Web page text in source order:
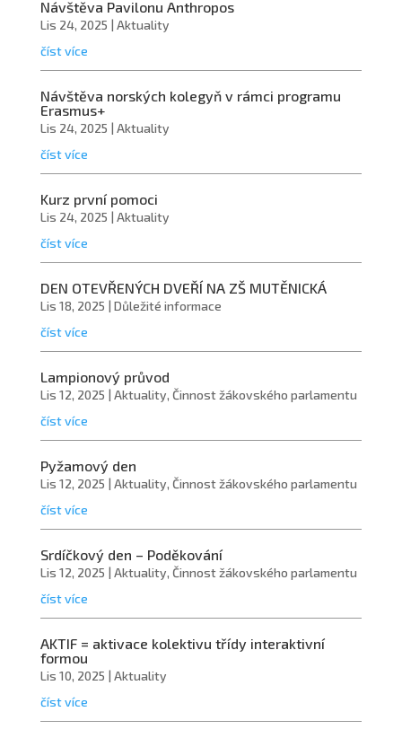
Návštěva Pavilonu Anthropos
Lis 24, 2025 | Aktuality
číst více
Návštěva norských kolegyň v rámci programu
Erasmus+
Lis 24, 2025 | Aktuality
číst více
Kurz první pomoci
Lis 24, 2025 | Aktuality
číst více
DEN OTEVŘENÝCH DVEŘÍ NA ZŠ MUTĚNICKÁ
Lis 18, 2025 | Důležité informace
číst více
Lampionový průvod
Lis 12, 2025 | Aktuality, Činnost žákovského parlamentu
číst více
Pyžamový den
Lis 12, 2025 | Aktuality, Činnost žákovského parlamentu
číst více
Srdíčkový den – Poděkování
Lis 12, 2025 | Aktuality, Činnost žákovského parlamentu
číst více
AKTIF = aktivace kolektivu třídy interaktivní
formou
Lis 10, 2025 | Aktuality
číst více